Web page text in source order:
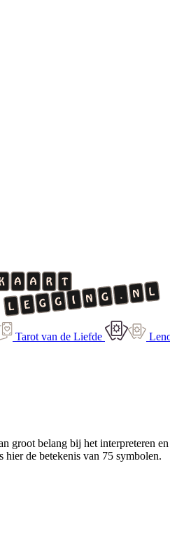
Tarot van de Liefde
groot belang bij het interpreteren
hier de betekenis van 75 symbolen.